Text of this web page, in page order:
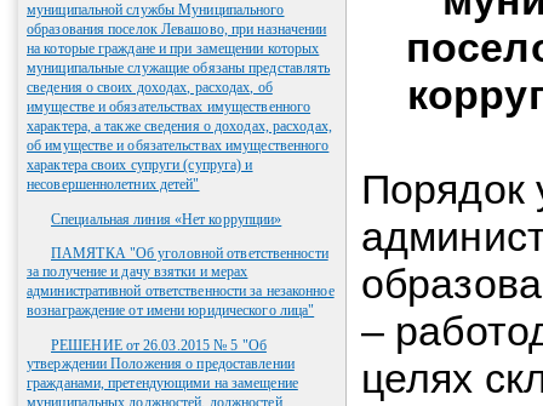
муниципальной службы Муниципального
образования поселок Левашово, при назначении
на которые граждане и при замещении которых
муниципальные служащие обязаны представлять
сведения о своих доходах, расходах, об
имуществе и обязательствах имущественного
характера, а также сведения о доходах, расходах,
об имуществе и обязательствах имущественного
характера своих супруги (супруга) и
несовершеннолетних детей"
Специальная линия «Нет коррупции»
ПАМЯТКА "Об уголовной ответственности
за получение и дачу взятки и мерах
административной ответственности за незаконное
вознаграждение от имени юридического лица"
РЕШЕНИЕ от 26.03.2015 № 5 "Об
утверждении Положения о предоставлении
гражданами, претендующими на замещение
Порядок
–
целях